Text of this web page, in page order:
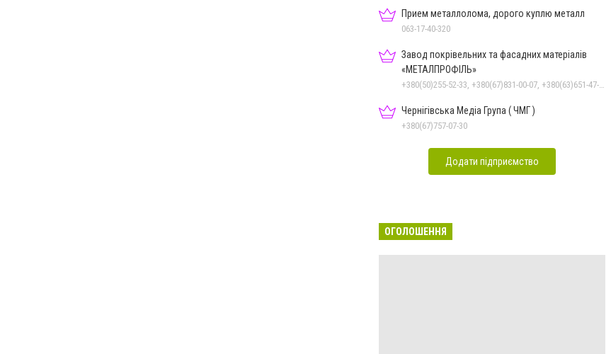
Прием металлолома, дорого куплю металл
063-17-40-320
Завод покрівельних та фасадних матеріалів
«МЕТАЛПРОФІЛЬ»
Чернігівська Медіа Група ( ЧМГ )
+380(67)757-07-30
Додати підприємство
ОГОЛОШЕННЯ